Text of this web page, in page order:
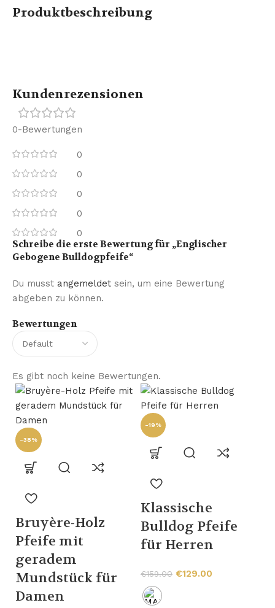
Produktbeschreibung
Kundenrezensionen
0-Bewertungen
0
0
0
0
0
Bewertungen
Es gibt noch keine Bewertungen.
Schreibe die erste Bewertung für „Englischer
Gebogene Bulldogpfeife“
Du musst angemeldet sein, um eine Bewertung
abgeben zu können.
-38%
Bruyère-Holz
Pfeife mit
geradem
Mundstück für
Damen
-19%
Klassische
Bulldog Pfeife
für Herren
€159.00 €129.00